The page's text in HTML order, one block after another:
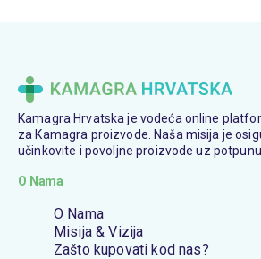
Kamagra Hrvatska je vodeća online
za Kamagra proizvode. Naša misija je
učinkovite i povoljne proizvode uz potpunu
O Nama
O Nama
Misija & Vizija
Zašto kupovati kod nas?